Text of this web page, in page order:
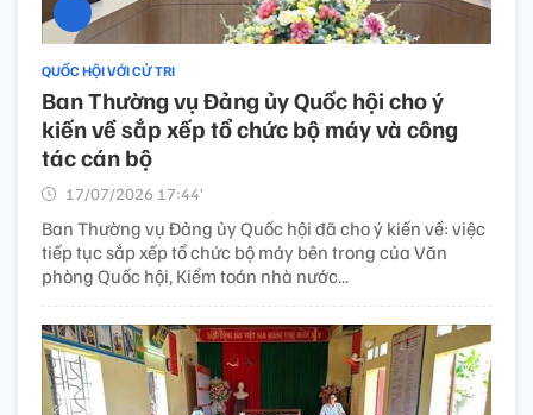
QUỐC HỘI VỚI CỬ TRI
Ban Thường vụ Đảng ủy Quốc hội cho ý
kiến về sắp xếp tổ chức bộ máy và công
tác cán bộ
17/07/2026 17:44’
Ban Thường vụ Đảng ủy Quốc hội đã cho ý kiến về: việc
tiếp tục sắp xếp tổ chức bộ máy bên trong của Văn
phòng Quốc hội, Kiểm toán nhà nước...